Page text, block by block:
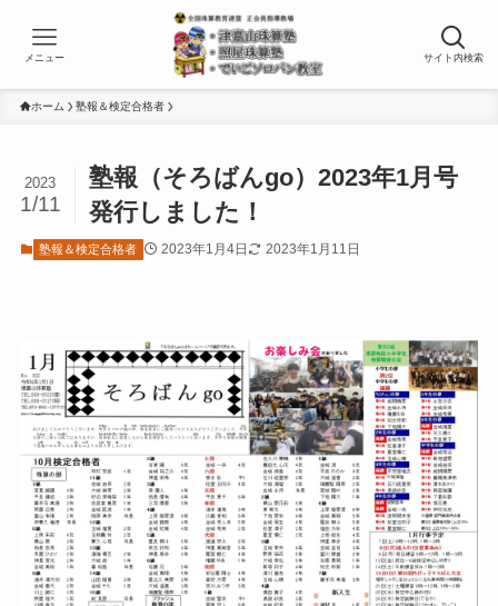
サイト内検索
メニュー
ホーム 塾報＆検定合格者
塾報（そろばんgo）2023年1月号
発行しました！
2023
1/11
塾報＆検定合格者 2023年1月4日 2023年1月11日